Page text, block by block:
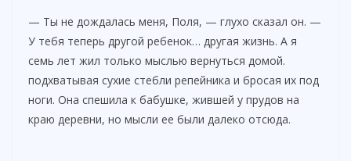
— Ты не дождалась меня, Поля, — глухо сказал он. —
У тебя теперь другой ребенок… другая жизнь. А я
семь лет жил только мыслью вернуться домой.
подхватывая сухие стебли репейника и бросая их под
ноги. Она спешила к бабушке, жившей у прудов на
краю деревни, но мысли ее были далеко отсюда.